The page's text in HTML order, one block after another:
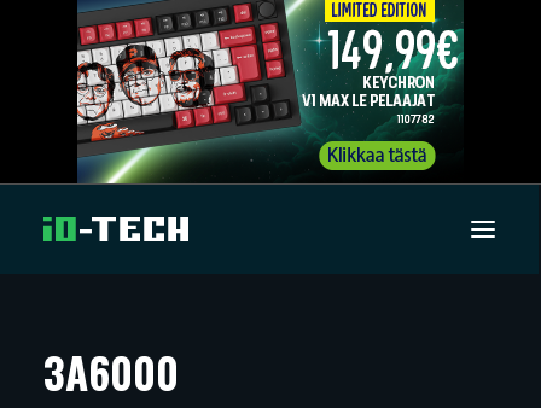
ARTIKKELIT
3A6000